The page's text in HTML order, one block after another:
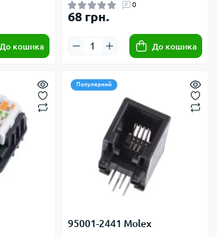
До кошика
0
68 грн.
До кошика
Популярний
95001-2441 Molex